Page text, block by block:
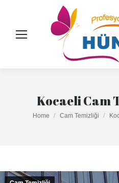
Kocaeli Cam
You are here:
Home Cam Temizliği